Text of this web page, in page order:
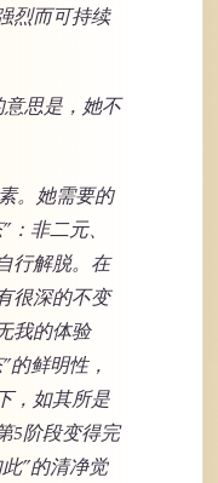
烈而可持续
思是，她不
。她需要的
非二元、
行解脱。在
很深的不变
我的体验
的鲜明性，
，如其所是
5阶段变得完
”的清净觉